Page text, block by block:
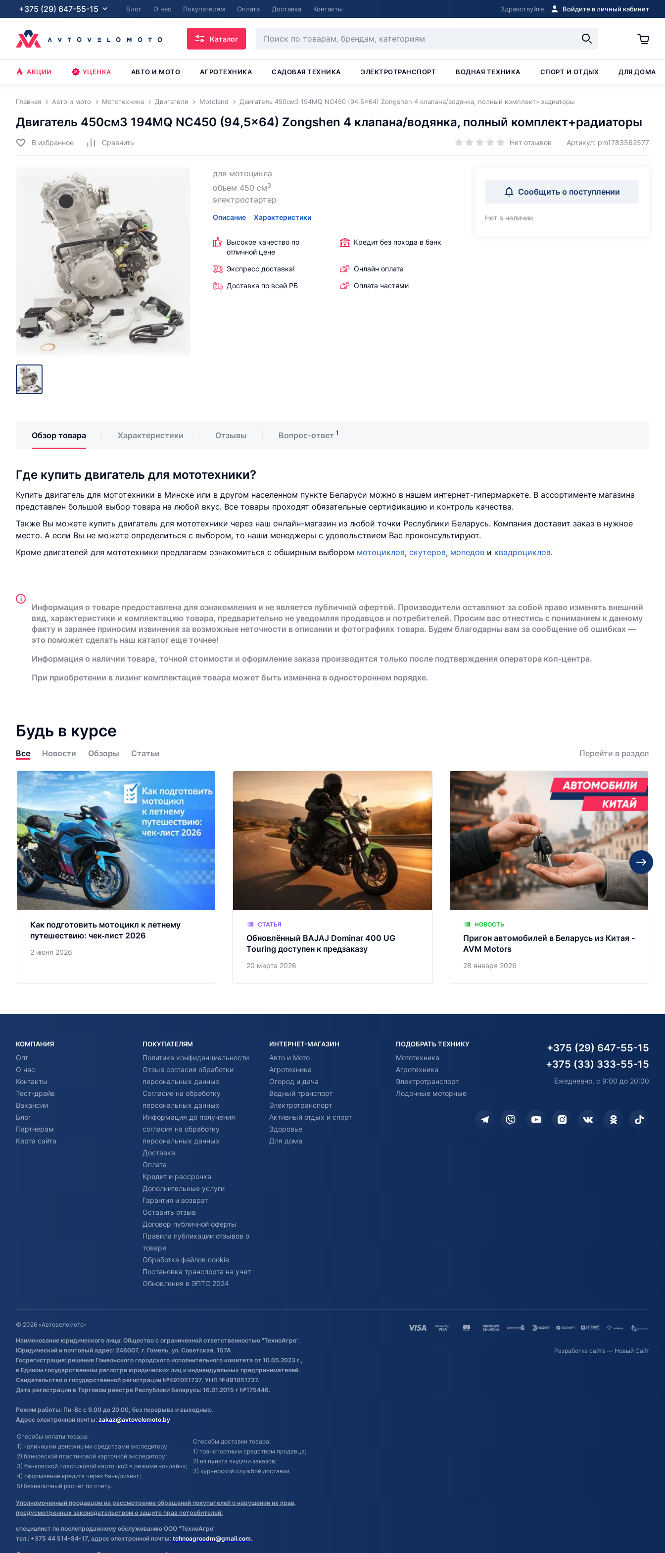
+375 (29) 647-55-15 Блог О нас Покупателям Оплата Доставка Контакты Здравствуйте, Войдите в личный кабинет
Каталог
АКЦИИ УЦЕНКА АВТО И МОТО АГРОТЕХНИКА САДОВАЯ ТЕХНИКА ЭЛЕКТРОТРАНСПОРТ ВОДНАЯ ТЕХНИКА СПОРТ И ОТДЫХ ДЛЯ ДОМА
Главная Авто и мото Мототехника Двигатели Motoland Двигатель 450см3 194MQ NC450 (94,5x64) Zongshen 4 клапана/водянка, полный комплект+радиаторы
Двигатель 450см3 194MQ NC450 (94,5x64) Zongshen 4 клапана/водянка, полный комплект+радиаторы
В избранное Cравнить Нет отзывов Артикул: pm1783562577
для мотоцикла
объем 450 см3
электростартер
Описание Характеристики
Высокое качество по
отличной цене
Кредит без похода в банк
Экспресс доставка!
Онлайн оплата
Доставка по всей РБ
Оплата частями
Сообщить о поступлении
Нет в наличии
Обзор товара Характеристики Отзывы Вопрос-ответ 1
Где купить двигатель для мототехники?
Купить двигатель для мототехники в Минске или в другом населенном пункте Беларуси можно в нашем интернет-гипермаркете. В ассортименте магазина
представлен большой выбор товара на любой вкус. Все товары проходят обязательные сертификацию и контроль качества.
Также Вы можете купить двигатель для мототехники через наш онлайн-магазин из любой точки Республики Беларусь. Компания доставит заказ в нужное
место. А если Вы не можете определиться с выбором, то наши менеджеры с удовольствием Вас проконсультируют.
Кроме двигателей для мототехники предлагаем ознакомиться с обширным выбором мотоциклов, скутеров, мопедов и квадроциклов.
i
Информация о товаре предоставлена для ознакомления и не является публичной офертой. Производители оставляют за собой право изменять внешний
вид, характеристики и комплектацию товара, предварительно не уведомляя продавцов и потребителей. Просим вас отнестись с пониманием к данному
факту и заранее приносим извинения за возможные неточности в описании и фотографиях товара. Будем благодарны вам за сообщение об ошибках —
это поможет сделать наш каталог еще точнее!
Информация о наличии товара, точной стоимости и оформление заказа производится только после подтверждения оператора кол-центра.
При приобретении в лизинг комплектация товара может быть изменена в одностороннем порядке.
Будь в курсе
Все Новости Обзоры Статьи Перейти в раздел
Как подготовить мотоцикл к летнему
путешествию: чек‑лист 2026
2 июня 2026
СТАТЬЯ
Обновлённый BAJAJ Dominar 400 UG
Touring доступен к предзаказу
20 марта 2026
НОВОСТЬ
Пригон автомобилей в Беларусь из Китая -
AVM Motors
28 января 2026
КОМПАНИЯ
Опт
О нас
Контакты
Тест-драйв
Вакансии
Блог
Партнерам
Карта сайта
ПОКУПАТЕЛЯМ
Политика конфиденциальности
Отзыв согласия обработки
персональных данных
Согласие на обработку
персональных данных
Информация до получения
согласия на обработку
персональных данных
Доставка
Оплата
Кредит и рассрочка
Дополнительные услуги
Гарантия и возврат
Оставить отзыв
Договор публичной оферты
Правила публикации отзывов о
товаре
Обработка файлов cookie
Постановка транспорта на учет
Обновления в ЭПТС 2024
ИНТЕРНЕТ-МАГАЗИН
Авто и Мото
Агротехника
Огород и дача
Водный транспорт
Электротранспорт
Активный отдых и спорт
Здоровье
Для дома
ПОДОБРАТЬ ТЕХНИКУ
Мототехника
Агротехника
Электротранспорт
Лодочные моторные
+375 (29) 647-55-15
+375 (33) 333-55-15
Ежедневно, с 9:00 до 20:00
© 2026 «Автовеломото»
Наименование юридического лица: Общество с ограниченной ответственностью "ТехноАгро".
Юридический и почтовый адрес: 246007, г. Гомель, ул. Советская, 157А
Госрегистрация: решения Гомельского городского исполнительного комитета от 10.05.2023 г.,
в Едином государственном регистре юридических лиц и индивидуальных предпринимателей.
Свидетельство о государственной регистрации №491051737, УНП №491051737.
Дата регистрации в Торговом реестре Республики Беларусь: 16.01.2015 г №175446.
Режим работы: Пн-Вс с 9.00 до 20.00, без перерыва и выходных.
Адрес электронной почты: zakaz@avtovelomoto.by
Способы оплаты товара:
1) наличными денежными средствами экспедитору;
2) банковской пластиковой карточкой экспедитору;
3) банковской пластиковой карточкой в режиме «онлайн»;
4) оформление кредита через банк/лизинг;
5) безналичный расчет по счету.
Способы доставки товара:
1) транспортным средством продавца;
2) из пункта выдачи заказов;
3) курьерской службой доставки.
Уполномоченный продавцом на рассмотрение обращений покупателей о нарушении их прав,
предусмотренных законодательством о защите прав потребителей:
специалист по послепродажному обслуживанию ООО "ТехноАгро"
тел.: +375 44 514-84-17, адрес электронной почты: tehnoagroadm@gmail.com.
Разработка сайта — Новый Сайт